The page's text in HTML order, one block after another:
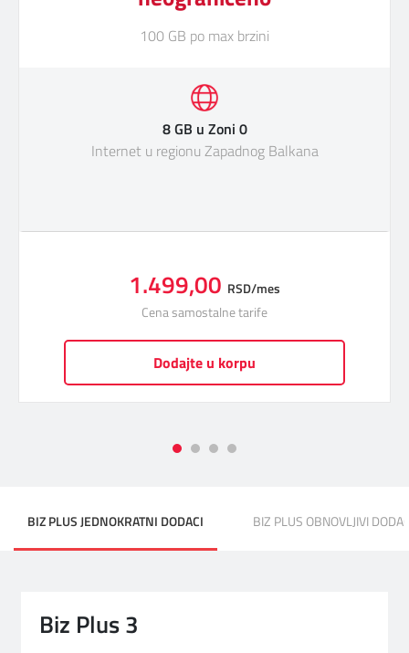
100 GB po max brzini
8 GB u Zoni 0
Internet u regionu Zapadnog Balkana
1.499,00 RSD/mes
Cena samostalne tarife
Dodajte u korpu
BIZ PLUS JEDNOKRATNI DODACI BIZ PLUS OBNOVLJIVI
Biz Plus 3